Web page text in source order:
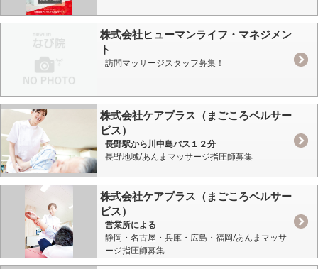
株式会社ヒューマンライフ・マネジメン
ト
訪問マッサージスタッフ募集！
株式会社ケアプラス（まごころベルサー
ビス）
長野駅から川中島バス１２分
長野地域/あんまマッサージ指圧師募集
株式会社ケアプラス（まごころベルサー
ビス）
営業所による
静岡・名古屋・兵庫・広島・福岡/あんまマッサ
ージ指圧師募集